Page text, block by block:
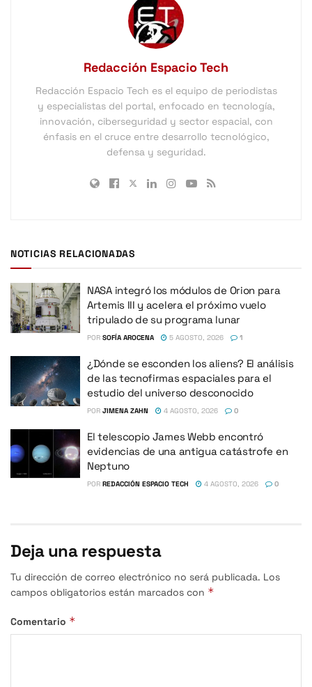
Redacción Espacio Tech
Redacción Espacio Tech es el equipo de periodistas
y especialistas del portal, enfocado en tecnología,
innovación, ciberseguridad y sector espacial, con
énfasis en el cruce entre desarrollo tecnológico,
defensa y seguridad.
NOTICIAS RELACIONADAS
NASA integró los módulos de Orion para
Artemis III y acelera el próximo vuelo
tripulado de su programa lunar
POR SOFÍA AROCENA 5 AGOSTO, 2026 1
¿Dónde se esconden los aliens? El análisis
de las tecnofirmas espaciales para el
estudio del universo desconocido
POR JIMENA ZAHN 4 AGOSTO, 2026 0
El telescopio James Webb encontró
evidencias de una antigua catástrofe en
Neptuno
POR REDACCIÓN ESPACIO TECH 4 AGOSTO, 2026 0
Deja una respuesta
Tu dirección de correo electrónico no será publicada. Los
campos obligatorios están marcados con *
Comentario *